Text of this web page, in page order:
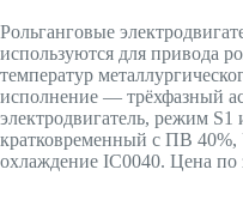
Рольганговые
используются для привода
температур
исполнение — трёхфазный
электродвигатель, режим S1
кратковременный с ПВ
охлаждение IC0040. Цена по